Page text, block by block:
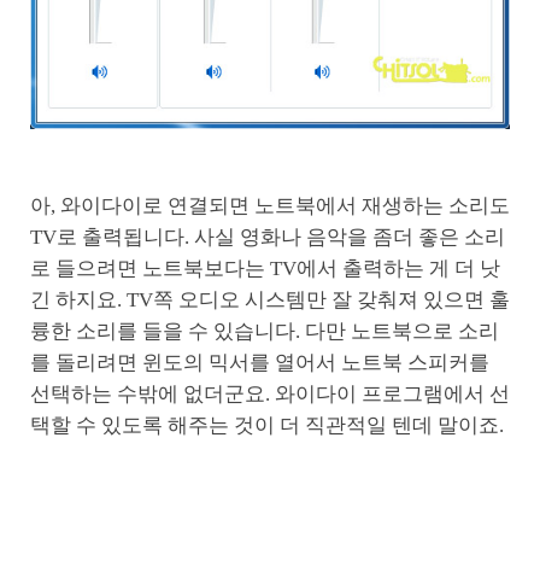
아, 와이다이로 연결되면 노트북에서 재생하는 소리도
TV로 출력됩니다. 사실 영화나 음악을 좀더 좋은 소리
로 들으려면 노트북보다는 TV에서 출력하는 게 더 낫
긴 하지요. TV쪽 오디오 시스템만 잘 갖춰져 있으면 훌
륭한 소리를 들을 수 있습니다. 다만 노트북으로 소리
를 돌리려면 윈도의 믹서를 열어서 노트북 스피커를
선택하는 수밖에 없더군요. 와이다이 프로그램에서 선
택할 수 있도록 해주는 것이 더 직관적일 텐데 말이죠.